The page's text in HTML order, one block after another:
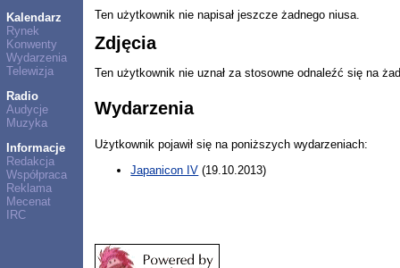
Kalendarz
Rynek
Konwenty
Wydarzenia
Telewizja
Radio
Audycje
Muzyka
Informacje
Redakcja
Współpraca
Reklama
Mecenat
IRC
Ten użytkownik nie napisał jeszcze żadnego niusa.
Zdjęcia
Ten użytkownik nie uznał za stosowne odnaleźć się na
Wydarzenia
Użytkownik pojawił się na poniższych wydarzeniach:
Japanicon IV (19.10.2013)